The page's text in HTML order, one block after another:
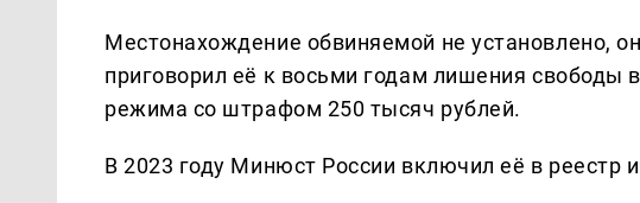
Местонахождение обвиняемой не установлено,
приговорил её к восьми годам лишения свободы
режима со штрафом 250 тысяч рублей.
В 2023 году Минюст России включил её в реестр